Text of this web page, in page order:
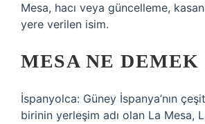
Mesa, hacı veya güncelleme,
yere verilen isim.
MESA NE
İspanyolca: Güney İspanya’nın
birinin yerleşim adı olan La Mesa,